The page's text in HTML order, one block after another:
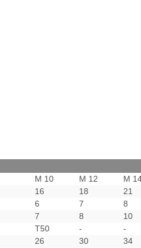
M 10 M 12 M
16 18 21
6 7 8
7 8 10
T50 - -
26 30 34